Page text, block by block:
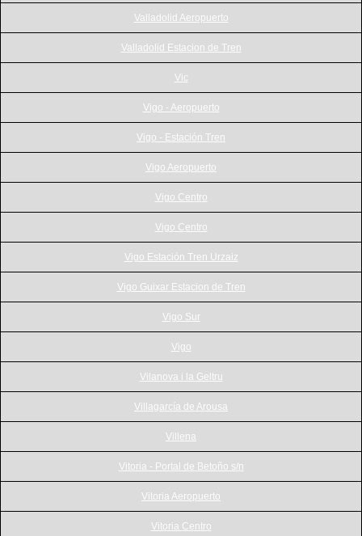
Valladolid Aeropuerto
Valladolid Estacion de Tren
Vic
Vigo - Aeropuerto
Vigo - Estación Tren
Vigo Aeropuerto
Vigo Centro
Vigo Centro
Vigo Estación Tren Urzaiz
Vigo Guixar Estacion de Tren
Vigo Sur
Vigo
Vilanova i la Geltru
Villagarcía de Arousa
Villena
Vitoria - Portal de Betoño s/n
Vitoria Aeropuerto
Vitoria Centro